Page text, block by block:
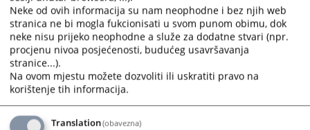
to
get
the
keyboard
shortcuts
for
changing
dates.
to
get
the
keyboard
shortcuts
changing
dates.
09.09.2025.
17.02.2025.
Presuda broj 57 0 Ps 140493 24 Pž od 20.03.2024. godine
Neke od ovih informacija su nam neophodne i bez njih web
stranica ne bi mogla fukcionisati u svom punom obimu, dok
neke nisu prijeko neophodne a služe za dodatne stvari (npr.
procjenu nivoa posjećenosti, budućeg usavršavanja
stranice...).
Na ovom mjestu možete dozvoliti ili uskratiti pravo na
korištenje tih informacija.
Translation(obavezna)